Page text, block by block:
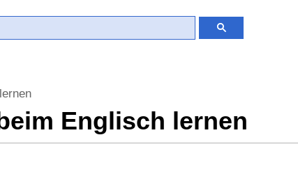
Englisch lernen